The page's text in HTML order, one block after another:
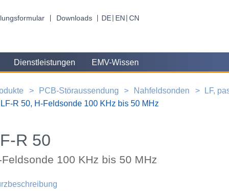
Downloads DE EN CN
Dienstleistungen EMV-Wissen
PCB-Störaussendung Nahfeldsonden
LF,
LF-R 50, H-Feldsonde 100 KHz bis 50 MHz
R 50
Feldsonde 100 KHz bis 50 MHz